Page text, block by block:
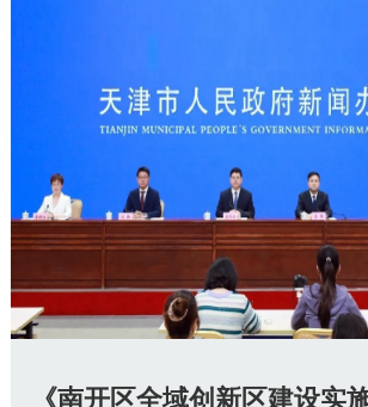
《南开区全域创新区建设实